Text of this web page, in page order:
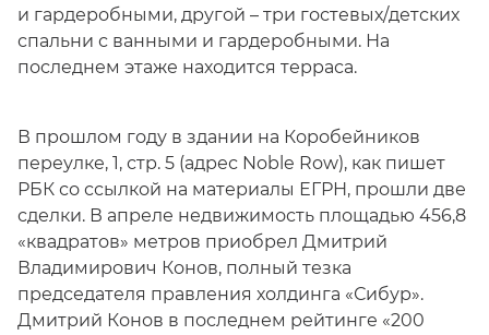
и гардеробными, другой – три гостевых/детских
спальни с ванными и гардеробными. На
последнем этаже находится терраса.
В прошлом году в здании на Коробейников
переулке, 1, стр. 5 (адрес Noble Row), как пишет
РБК со ссылкой на материалы ЕГРН, прошли две
сделки. В апреле недвижимость площадью 456,8
«квадратов» метров приобрел Дмитрий
Владимирович Конов, полный тезка
председателя правления холдинга «Сибур».
Дмитрий Конов в последнем рейтинге «200